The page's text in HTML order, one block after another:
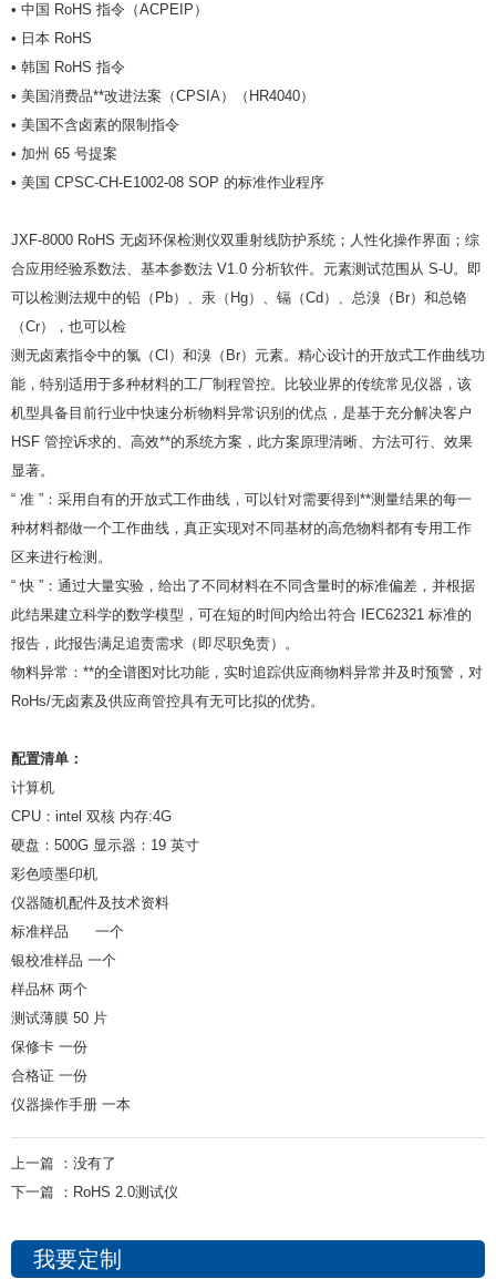
• 中国 RoHS 指令（ACPEIP）
• 日本 RoHS
• 韩国 RoHS 指令
• 美国消费品**改进法案（CPSIA）（HR4040）
• 美国不含卤素的限制指令
• 加州 65 号提案
• 美国 CPSC-CH-E1002-08 SOP 的标准作业程序
JXF-8000 RoHS 无卤环保检测仪双重射线防护系统；人性化操作界面；综
合应用经验系数法、基本参数法 V1.0 分析软件。元素测试范围从 S-U。即
可以检测法规中的铅（Pb）、汞（Hg）、镉（Cd）、总溴（Br）和总铬
（Cr），也可以检
测无卤素指令中的氯（Cl）和溴（Br）元素。精心设计的开放式工作曲线功
能，特别适用于多种材料的工厂制程管控。比较业界的传统常见仪器，该
机型具备目前行业中快速分析物料异常识别的优点，是基于充分解决客户
HSF 管控诉求的、高效**的系统方案，此方案原理清晰、方法可行、效果
显著。
“ 准 ”：采用自有的开放式工作曲线，可以针对需要得到**测量结果的每一
种材料都做一个工作曲线，真正实现对不同基材的高危物料都有专用工作
区来进行检测。
“ 快 ”：通过大量实验，给出了不同材料在不同含量时的标准偏差，并根据
此结果建立科学的数学模型，可在短的时间内给出符合 IEC62321 标准的
报告，此报告满足追责需求（即尽职免责）。
物料异常：**的全谱图对比功能，实时追踪供应商物料异常并及时预警，对
RoHs/无卤素及供应商管控具有无可比拟的优势。
配置清单：
计算机
CPU：intel 双核 内存:4G
硬盘：500G 显示器：19 英寸
彩色喷墨印机
仪器随机配件及技术资料
标准样品 一个
银校准样品 一个
样品杯 两个
测试薄膜 50 片
保修卡 一份
合格证 一份
仪器操作手册 一本
上一篇 ： 没有了
下一篇 ： RoHS 2.0测试仪
我要定制